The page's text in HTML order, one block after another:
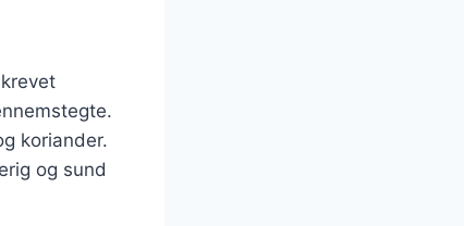
koriander.
og sund